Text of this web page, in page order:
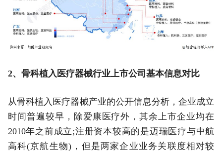
2、骨科植入医疗器械行业上市公司基本信息对比
从骨科植入医疗器械产业的公开信息分析，企业成立
时间普遍较早，除爱康医疗外，其余上市企业均在
2010年之前成立;注册资本较高的是迈瑞医疗与中航
高科(京航生物)，但是两家企业业务关联度相对较